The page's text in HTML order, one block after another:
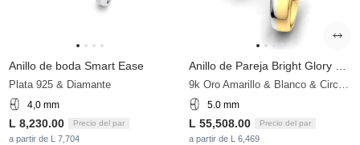
Anillo de boda Smart Ease
Plata 925 & Diamante
4,0 mm
L 8,230.00 Precio del par
a partir de L 7,704
9k Oro Amarillo & Blanco & Circonita
5.0 mm
L 55,508.00 Precio del par
a partir de L 6,469